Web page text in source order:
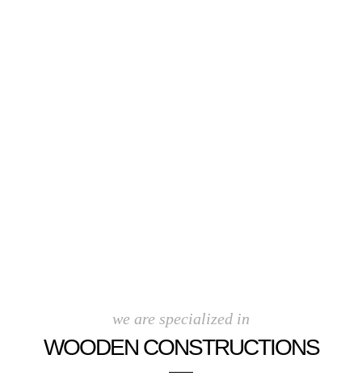
we are specialized in
WOODEN CONSTRUCTIONS